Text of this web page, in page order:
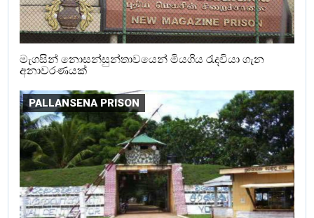
මැගසින් නොසන්සුන්තාවයෙන් මියගිය රැදවියා ගැන
අනාවරණයක්
PALLANSENA PRISON